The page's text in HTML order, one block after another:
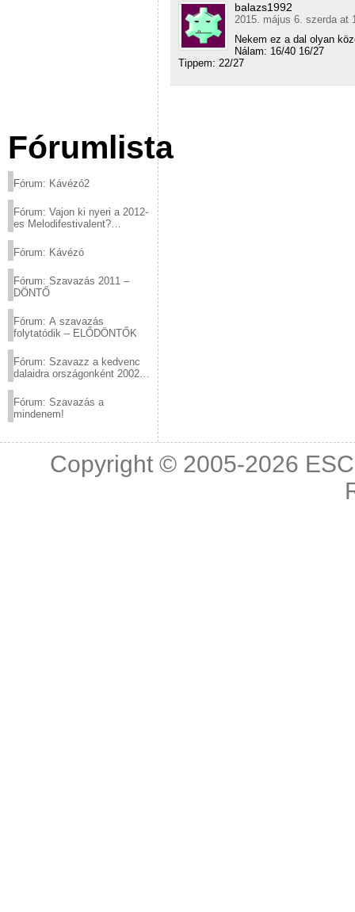
Fórumlista
Fórum: Kávézó2
Fórum: Vajon ki nyeri a 2012-
es Melodifestivalent?
Fórum: Kávézó
Fórum: Szavazás 2011 –
DÖNTŐ
Fórum: A szavazás
folytatódik – ELŐDÖNTŐK
Fórum: Szavazz a kedvenc
dalaidra országonként 2002
Fórum: Szavazás a
mindenem!
balazs1992
2015. május 6. szerda at
Nekem ez a dal olyan
Nálam: 16/40 16/27
Tippem: 22/27
Copyright © 2005-2026